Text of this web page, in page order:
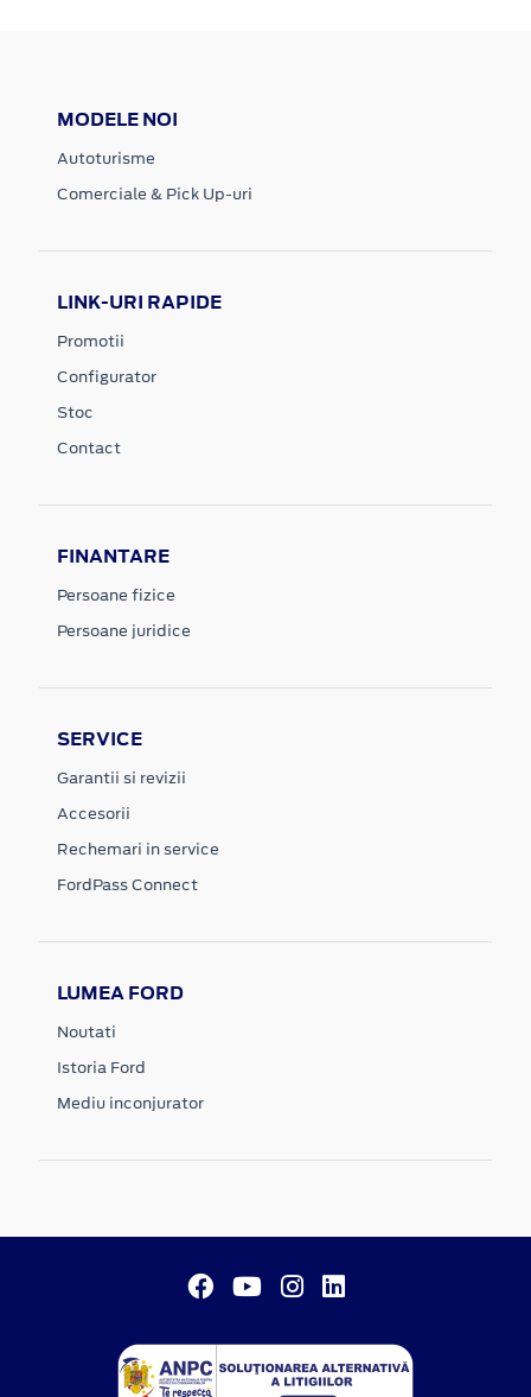
MODELE NOI
Autoturisme
Comerciale & Pick Up-uri
LINK-URI RAPIDE
Promotii
Configurator
Stoc
Contact
FINANTARE
Persoane fizice
Persoane juridice
SERVICE
Garantii si revizii
Accesorii
Rechemari in service
FordPass Connect
LUMEA FORD
Noutati
Istoria Ford
Mediu inconjurator